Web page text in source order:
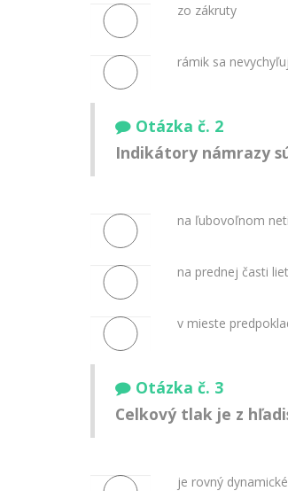
zo zákruty
rámik sa
Otázka č. 2
Indikátory námrazy
na ľubovoľnom
na prednej časti
v mieste
Otázka č. 3
Celkový tlak je z
je rovný